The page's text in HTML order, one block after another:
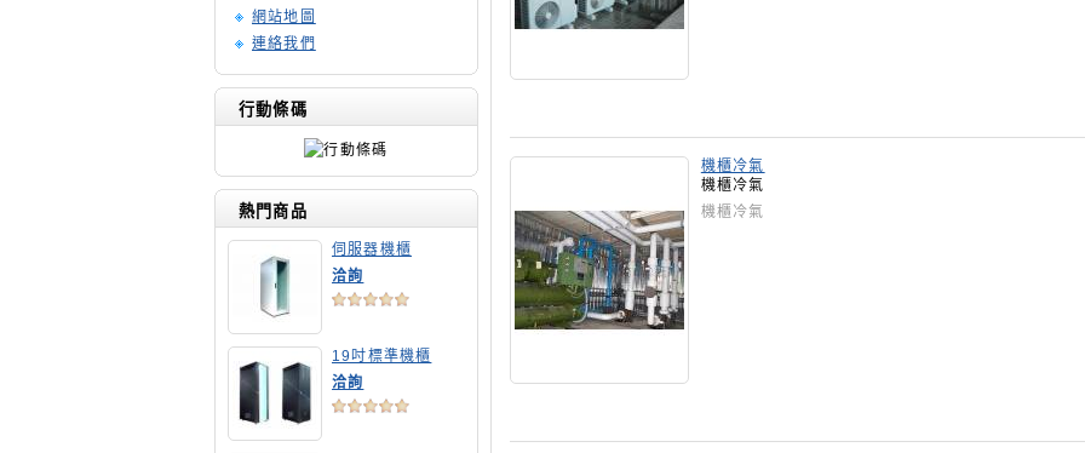
網站地圖
連絡我們
行動條碼
熱門商品
伺服器機櫃
洽詢
19吋標準機櫃
洽詢
機櫃冷氣
機櫃冷氣
機櫃冷氣